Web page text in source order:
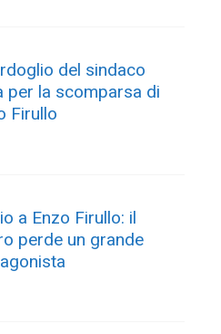
del sindaco
per la scomparsa di
Firullo
a Enzo Firullo: il
perde un grande